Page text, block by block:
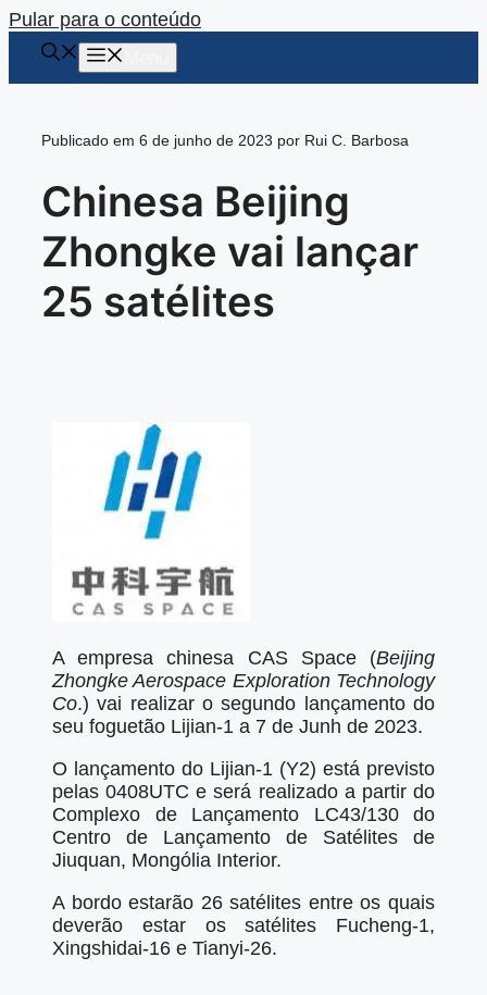
Pular para o conteúdo
Publicado em 6 de junho de 2023 por Rui C. Barbosa
Chinesa Beijing
Zhongke vai lançar
25 satélites
A empresa chinesa CAS Space (Beijing
Zhongke Aerospace Exploration Technology
Co.) vai realizar o segundo lançamento do
seu foguetão Lijian-1 a 7 de Junh de 2023.
O lançamento do Lijian-1 (Y2) está previsto
pelas 0408UTC e será realizado a partir do
Complexo de Lançamento LC43/130 do
Centro de Lançamento de Satélites de
Jiuquan, Mongólia Interior.
A bordo estarão 26 satélites entre os quais
deverão estar os satélites Fucheng-1,
Xingshidai-16 e Tianyi-26.